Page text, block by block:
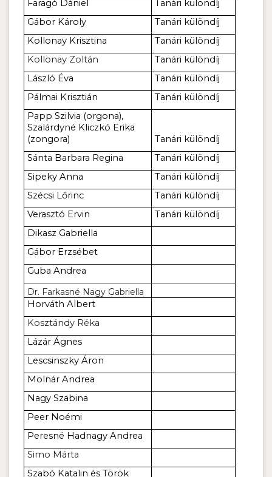
Faragó Dániel
Tanári különdíj
Gábor Károly
Tanári különdíj
Kollonay Krisztina
Tanári különdíj
Kollonay Zoltán
Tanári különdíj
László Éva
Tanári különdíj
Pálmai Krisztián
Tanári különdíj
Papp Szilvia (orgona),
Szalárdyné Kliczkó Erika
(zongora)
Tanári különdíj
Sánta Barbara Regina
Tanári különdíj
Sipeky Anna
Tanári különdíj
Szécsi Lőrinc
Tanári különdíj
Verasztó Ervin
Tanári különdíj
Dikasz Gabriella
Gábor Erzsébet
Guba Andrea
Dr. Farkasné Nagy Gabriella
Horváth Albert
Kosztándy Réka
Lázár Ágnes
Lescsinszky Áron
Molnár Andrea
Nagy Szabina
Peer Noémi
Peresné Hadnagy Andrea
Simo Márta
Szabó Katalin és Török